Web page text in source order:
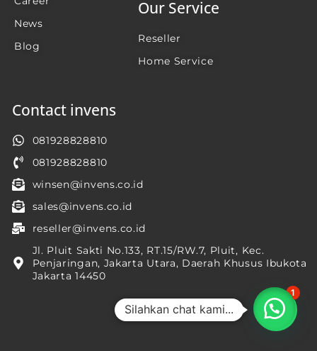
News
Blog
Our Service
Reseller
Home Service
Contact invens
081928828810
081928828810
winsen@invens.co.id
sales@invens.co.id
reseller@invens.co.id
Jl. Pluit Sakti No.133, RT.15/RW.7, Pluit, Kec.
Penjaringan, Jakarta Utara, Daerah Khusus Ibukota
Jakarta 14450
Silahkan chat kami...
1